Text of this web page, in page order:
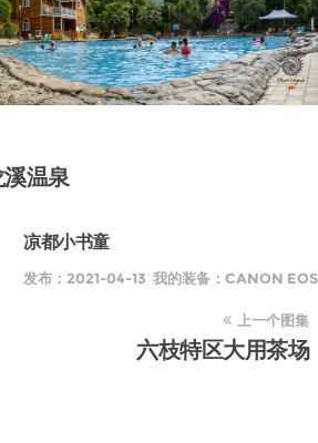
温泉
凉都小书童
发布：2021-04-13 我的装备：CANON
上一个图集
六枝特区大用茶场